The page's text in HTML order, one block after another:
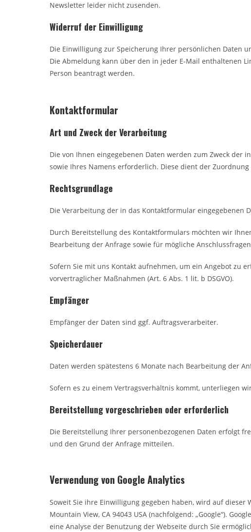
Newsletter leider nicht zusenden.
Widerruf der Einwilligung
Die Einwilligung zur Speicherung Ihrer persönlichen Daten
Die Abmeldung kann über den in jeder E-Mail enthaltenen
Person beantragt werden.
Kontaktformular
Art und Zweck der Verarbeitung
Die von Ihnen eingegebenen Daten werden zum Zweck
sowie Ihres Namens erforderlich. Diese dient der
Rechtsgrundlage
Die Verarbeitung der in das Kontaktformular eingegebenen
Durch Bereitstellung des Kontaktformulars möchten wir
Bearbeitung der Anfrage sowie für mögliche
Sofern Sie mit uns Kontakt aufnehmen, um ein Angebot zu
vorvertraglicher Maßnahmen (Art. 6 Abs. 1 lit. b DSGVO).
Empfänger
Empfänger der Daten sind ggf. Auftragsverarbeiter.
Speicherdauer
Daten werden spätestens 6 Monate nach Bearbeitung der
Sofern es zu einem Vertragsverhältnis kommt, unterliegen
Bereitstellung vorgeschrieben oder erforderlich
Die Bereitstellung Ihrer personenbezogenen Daten erfolgt
und den Grund der Anfrage mitteilen.
Verwendung von Google Analytics
Soweit Sie ihre Einwilligung gegeben haben, wird auf dieser
Mountain View, CA 94043 USA (nachfolgend: „Google“).
eine Analyse der Benutzung der Webseite durch Sie